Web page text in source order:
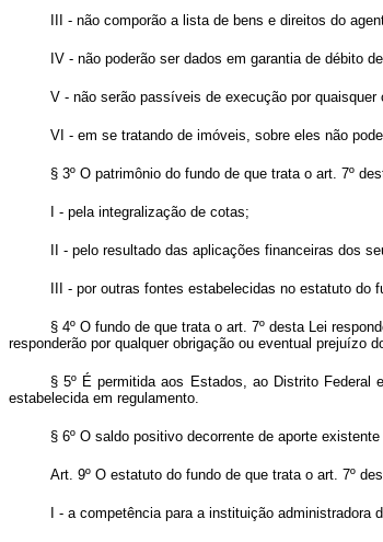
III - não comporão a lista de bens e direitos do
IV - não poderão ser dados em garantia de débito
V - não serão passíveis de execução por
VI - em se tratando de imóveis, sobre eles não
§ 3º O patrimônio do fundo de que trata o art. 7º
I - pela integralização de cotas;
II - pelo resultado das aplicações financeiras dos
III - por outras fontes estabelecidas no estatuto do
§ 4º O fundo de que trata o art. 7º desta Lei
responderão por qualquer obrigação ou eventual prejuízo
§ 5º É permitida aos Estados, ao Distrito
estabelecida em regulamento.
§ 6º O saldo positivo decorrente de aporte
Art. 9º O estatuto do fundo de que trata o art. 7º
I - a competência para a instituição